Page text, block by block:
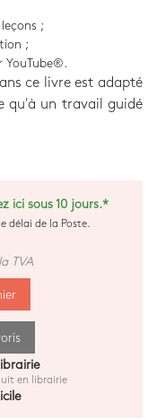
;
;
YouTube®.
ce livre est adapté
qu'à un travail guidé
ici sous 10 jours.*
délai de la Poste.
TVA
en librairie